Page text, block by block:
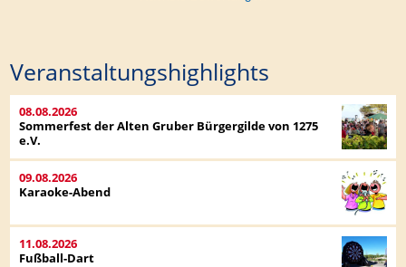
Veranstaltungshighlights
08.08.2026
Sommerfest der Alten Gruber Bürgergilde von 1275
e.V.
09.08.2026
Karaoke-Abend
11.08.2026
Fußball-Dart